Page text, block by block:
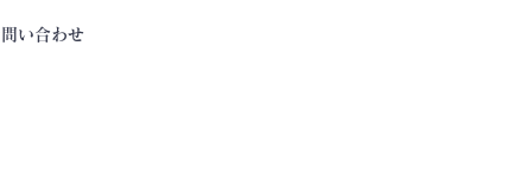
い合わせ